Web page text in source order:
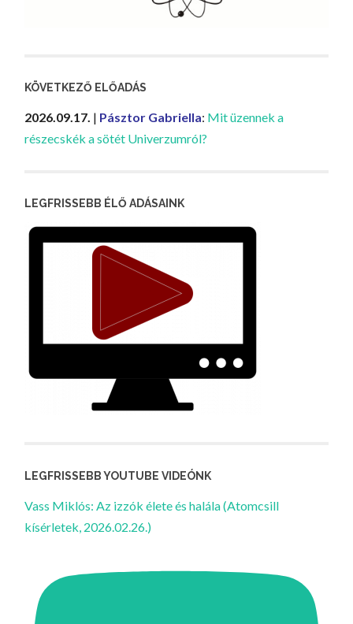
KÖVETKEZŐ ELŐADÁS
2026.09.17. | Pásztor Gabriella: Mit üzennek a
részecskék a sötét Univerzumról?
LEGFRISSEBB ÉLŐ ADÁSAINK
LEGFRISSEBB YOUTUBE VIDEÓNK
Vass Miklós: Az izzók élete és halála (Atomcsill
kísérletek, 2026.02.26.)